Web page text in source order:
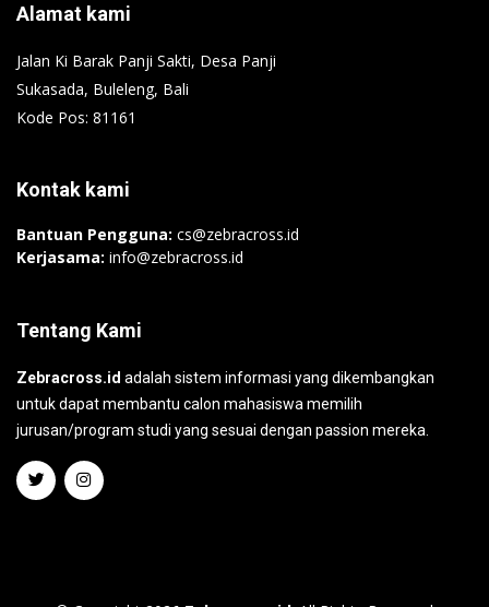
Alamat kami
Jalan Ki Barak Panji Sakti, Desa Panji
Sukasada, Buleleng, Bali
Kode Pos: 81161
Kontak kami
Bantuan Pengguna: cs@zebracross.id
Kerjasama: info@zebracross.id
Tentang Kami
Zebracross.id adalah sistem informasi yang dikembangkan
untuk dapat membantu calon mahasiswa memilih
jurusan/program studi yang sesuai dengan passion mereka.